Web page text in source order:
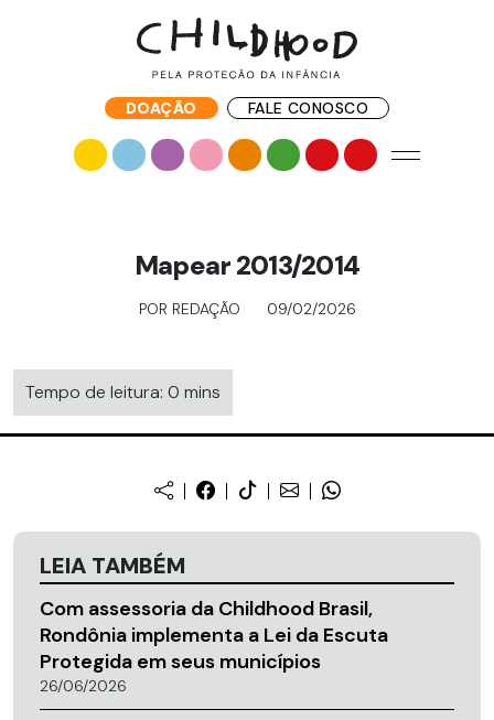
DOAÇÃO FALE CONOSCO
Mapear 2013/2014
POR REDAÇÃO 09/02/2026
Tempo de leitura: 0 mins
LEIA TAMBÉM
Com assessoria da Childhood Brasil,
Rondônia implementa a Lei da Escuta
Protegida em seus municípios
26/06/2026